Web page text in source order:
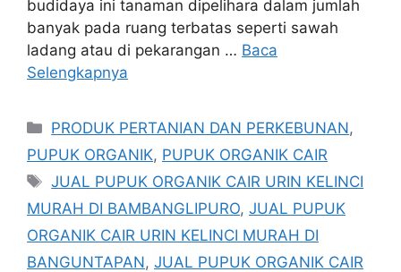
budidaya ini tanaman dipelihara dalam jumlah
banyak pada ruang terbatas seperti sawah
ladang atau di pekarangan … Baca
Selengkapnya
Kategori
PRODUK PERTANIAN DAN PERKEBUNAN,
PUPUK ORGANIK, PUPUK ORGANIK CAIR
Tag
JUAL PUPUK ORGANIK CAIR URIN KELINCI
MURAH DI BAMBANGLIPURO, JUAL PUPUK
ORGANIK CAIR URIN KELINCI MURAH DI
BANGUNTAPAN, JUAL PUPUK ORGANIK CAIR